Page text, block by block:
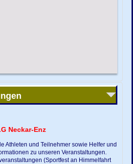
Neckar-Enz
Athleten und Teilnehmer sowie Helfer und
zu unseren Veranstaltungen.
(Sportfest an Himmelfahrt